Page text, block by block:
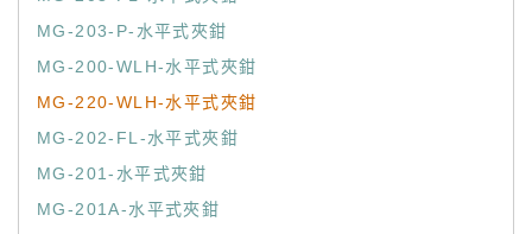
MG-203-P-水平式夾鉗
MG-200-WLH-水平式夾鉗
MG-220-WLH-水平式夾鉗
MG-202-FL-水平式夾鉗
MG-201-水平式夾鉗
MG-201A-水平式夾鉗